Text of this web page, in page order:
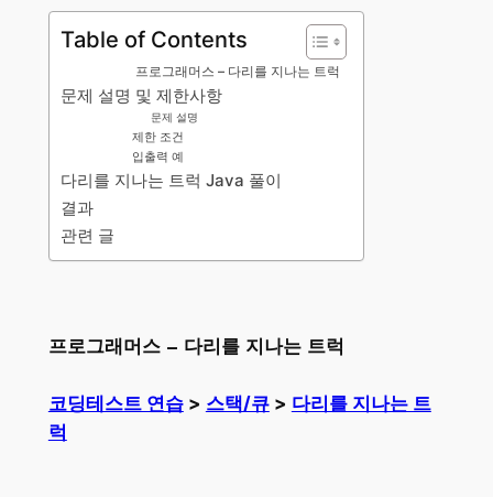
Table of Contents
프로그래머스 – 다리를 지나는 트럭
문제 설명 및 제한사항
문제 설명
제한 조건
입출력 예
다리를 지나는 트럭 Java 풀이
결과
관련 글
프로그래머스 – 다리를 지나는 트럭
코딩테스트 연습> 스택/큐> 다리를 지나는 트
럭